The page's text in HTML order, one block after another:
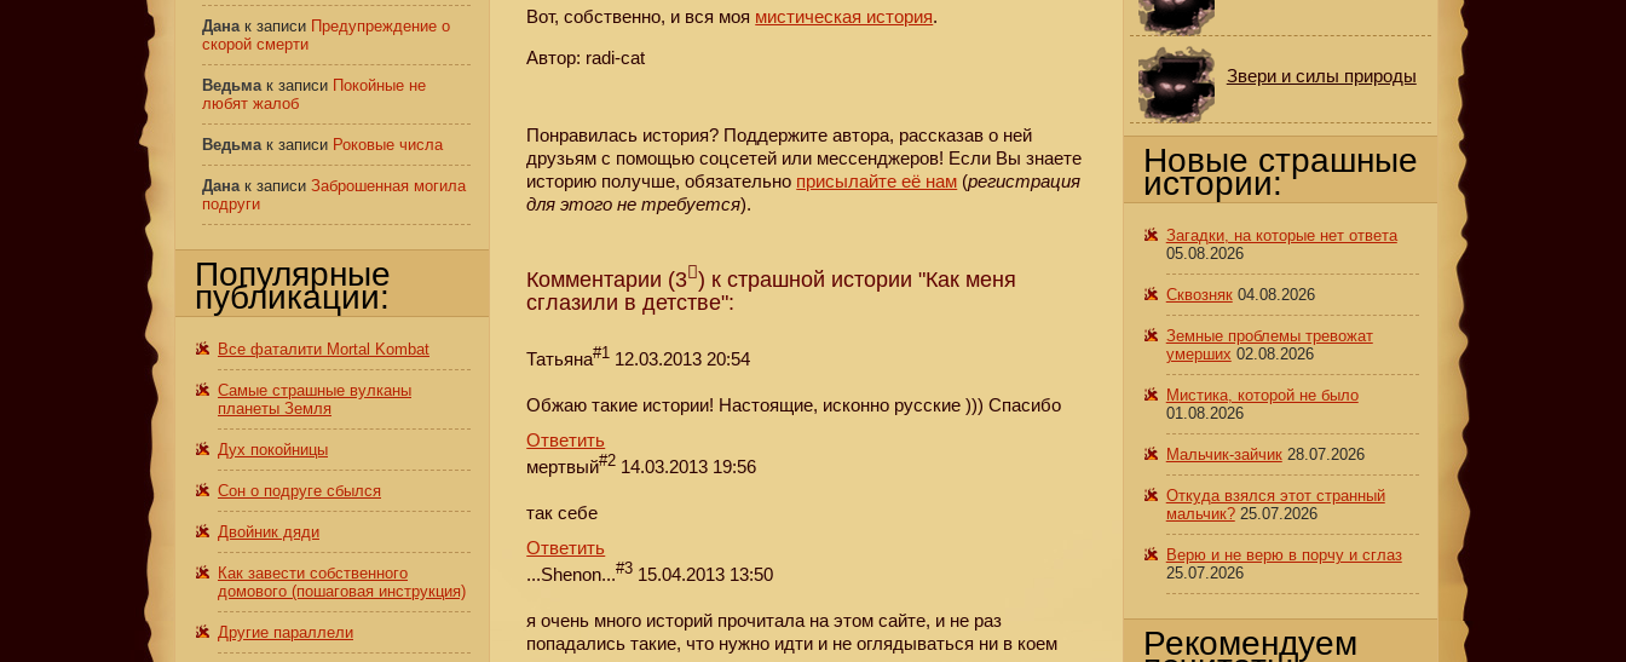
Вот, собственно, и вся моя мистическая история.
Автор: radi-cat
Понравилась история? Поддержите автора, рассказав о ней
друзьям с помощью соцсетей или мессенджеров! Если Вы знаете
историю получше, обязательно присылайте её нам (регистрация
для этого не требуется).
Комментарии (3 ) к страшной истории "Как меня
сглазили в детстве":
Татьяна#1 12.03.2013 20:54
Обжаю такие истории! Настоящие, исконно русские ))) Спасибо
Ответить
мертвый#2 14.03.2013 19:56
так себе
Ответить
...Shenon...#3 15.04.2013 13:50
я очень много историй прочитала на этом сайте, и не раз
попадались такие, что нужно идти и не оглядываться ни в коем
Данак записи Предупреждение о
скорой смерти
Ведьмак записи Покойные не
любят жалоб
Ведьмак записи Роковые числа
Данак записи Заброшенная могила
подруги
Популярные
публикации:
Все фаталити Mortal Kombat
Самые страшные вулканы
планеты Земля
Дух покойницы
Сон о подруге сбылся
Двойник дяди
Как завести собственного
домового (пошаговая инструкция)
Другие параллели
Звери и силы природы
Новые страшные
истории:
Загадки, на которые нет ответа
05.08.2026
Сквозняк 04.08.2026
Земные проблемы тревожат
умерших 02.08.2026
Мистика, которой не было
01.08.2026
Мальчик-зайчик 28.07.2026
Откуда взялся этот странный
мальчик? 25.07.2026
Верю и не верю в порчу и сглаз
25.07.2026
Рекомендуем